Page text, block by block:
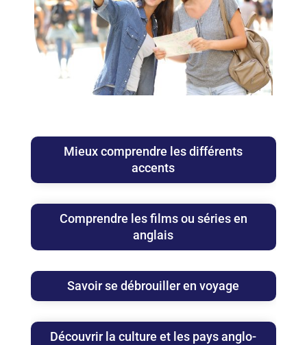
Mieux comprendre les différents
accents
Comprendre les films ou séries en
anglais
Savoir se débrouiller en voyage
Découvrir la culture et les pays anglo-